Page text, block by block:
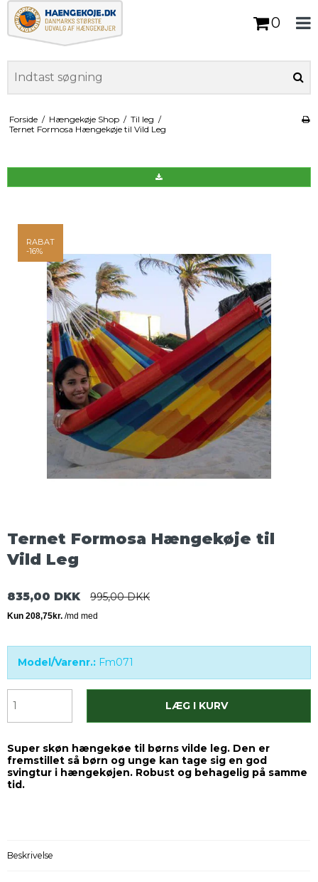
0
Forside / Hængekøje Shop / Til leg /
Ternet Formosa Hængekøje til Vild Leg
RABAT
-16%
Ternet Formosa Hængekøje til
Vild Leg
835,00 DKK 995,00 DKK
Model/Varenr.: Fm071
LÆG I KURV
Super skøn hængekøe til børns vilde leg. Den er
fremstillet så børn og unge kan tage sig en god
svingtur i hængekøjen. Robust og behagelig på samme
tid.
Beskrivelse